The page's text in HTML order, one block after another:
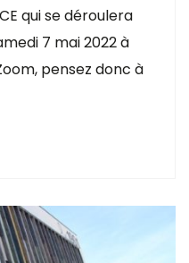
qui se déroulera
7 mai 2022 à
pensez donc à